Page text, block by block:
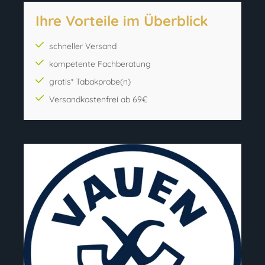
Ihre Vorteile im Überblick
schneller Versand
kompetente Fachberatung
gratis* Tabakprobe(n)
Versandkostenfrei ab 69€